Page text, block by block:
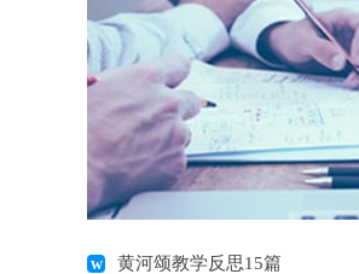
黄河颂教学反思15篇